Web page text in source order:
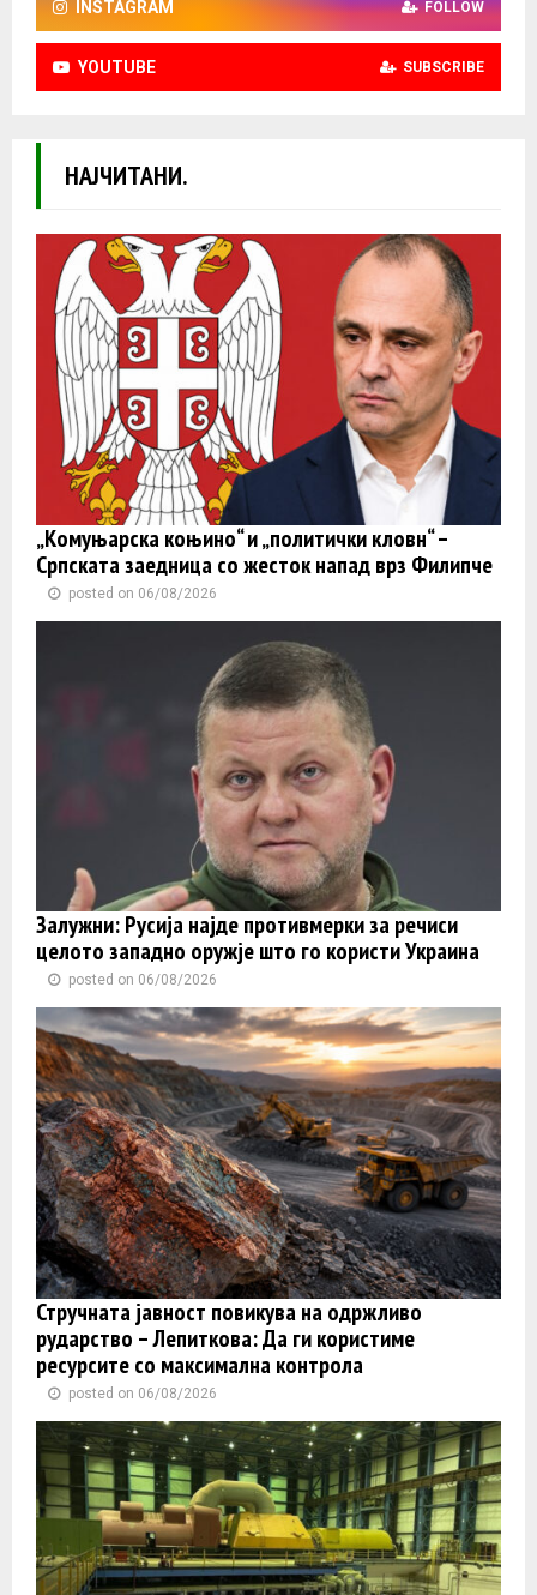
INSTAGRAM FOLLOW
YOUTUBE SUBSCRIBE
НАЈЧИТАНИ.
„Комуњарска коњино“ и „политички кловн“ –
Српската заедница со жесток напад врз Филипче
posted on 06/08/2026
Залужни: Русија најде противмерки за речиси
целото западно оружје што го користи Украина
posted on 06/08/2026
Стручната јавност повикува на одржливо
рударство – Лепиткова: Да ги користиме
ресурсите со максимална контрола
posted on 06/08/2026